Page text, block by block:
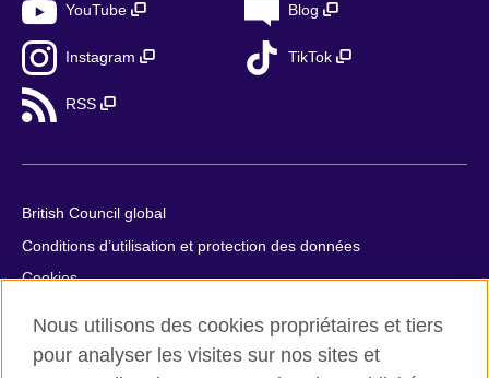
YouTube Blog
Instagram TikTok
RSS
British Council global
Conditions d’utilisation et protection des données
Cookies
Nous utilisons des cookies propriétaires et tiers
pour analyser les visites sur nos sites et